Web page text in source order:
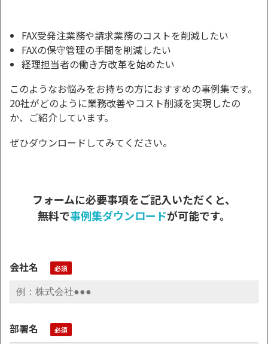
FAX受発注業務や請求業務のコストを削減したい
FAXの保守管理の手間を削減したい
経理担当者の働き方改革を始めたい
このようなお悩みをお持ちの方におすすめの事例集です。
20社がどのように業務改善やコスト削減を実現したの
か、ご紹介しています。
ぜひダウンロードしてみてください。
フォームに必要事項をご記入いただくと、
無料で事例集ダウンロードが可能です。
会社名
部署名